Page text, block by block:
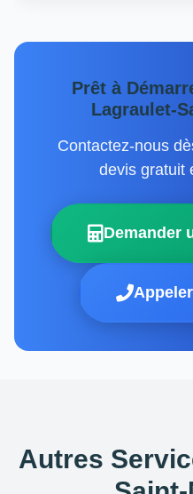
Prêt à
Lagraulet-
Contactez-nous
devis gratuit
Demander
Autres